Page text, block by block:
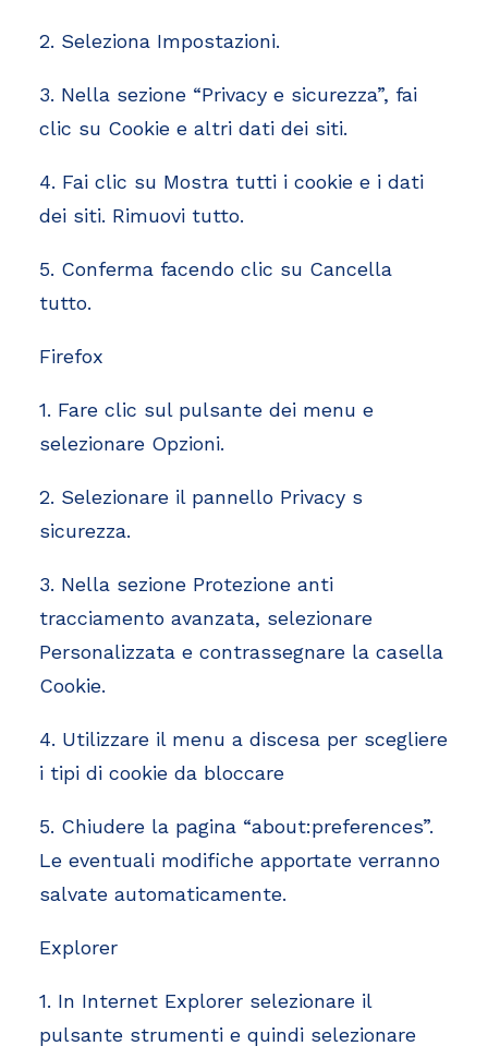
2. Seleziona Impostazioni.
3. Nella sezione “Privacy e sicurezza”, fai
clic su Cookie e altri dati dei siti.
4. Fai clic su Mostra tutti i cookie e i dati
dei siti. Rimuovi tutto.
5. Conferma facendo clic su Cancella
tutto.
Firefox
1. Fare clic sul pulsante dei menu e
selezionare Opzioni.
2. Selezionare il pannello Privacy s
sicurezza.
3. Nella sezione Protezione anti
tracciamento avanzata, selezionare
Personalizzata e contrassegnare la casella
Cookie.
4. Utilizzare il menu a discesa per scegliere
i tipi di cookie da bloccare
5. Chiudere la pagina “about:preferences”.
Le eventuali modifiche apportate verranno
salvate automaticamente.
Explorer
1. In Internet Explorer selezionare il
pulsante strumenti e quindi selezionare